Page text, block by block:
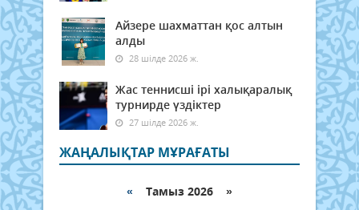
Айзере шахматтан қос алтын
алды
28 шілде 2026 ж.
Жас теннисші ірі халықаралық
турнирде үздіктер
27 шілде 2026 ж.
ЖАҢАЛЫҚТАР МҰРАҒАТЫ
« Тамыз 2026 »